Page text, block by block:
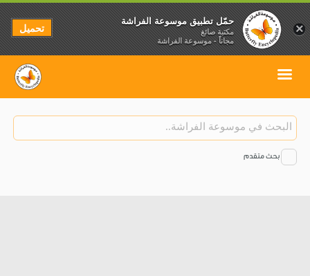
بحث متقدم
×
حمّل تطبيق موسوعة الفراشة
مكتبة صائغ
مجاناً - موسوعة الفراشة
تحميل